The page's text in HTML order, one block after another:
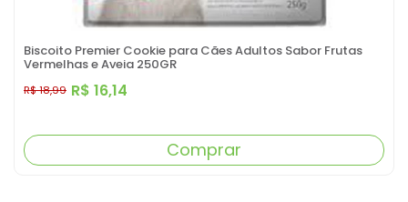
Biscoito Premier Cookie para Cães Adultos Sabor Frutas
Vermelhas e Aveia 250GR
R$ 16,14
R$ 18,99
Comprar